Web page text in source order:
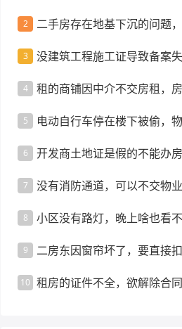
2
二手房存在地基下沉的问题
3
没建筑工程施工证导致备案
4
租的商铺因中介不交房租，
5 电动自行车停在楼下被偷，
6
开发商土地证是假的不能办
7 没有消防通道，可以不交物
8
小区没有路灯，晚上啥也看
9 二房东因窗帘坏了，要直接
10 租房的证件不全，欲解除合